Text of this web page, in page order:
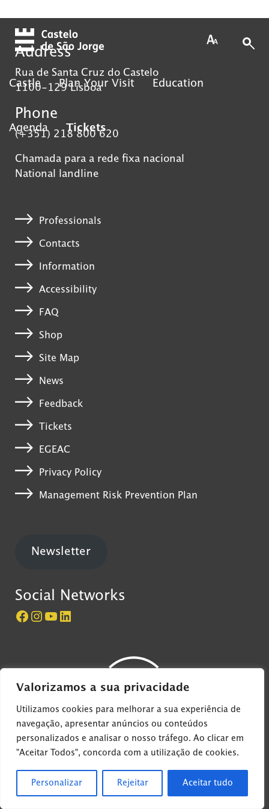
Valorizamos a sua privacidade
Utilizamos cookies para melhorar a sua experiência de
navegação, apresentar anúncios ou conteúdos
personalizados e analisar o nosso tráfego. Ao clicar em
"Aceitar Todos", concorda com a utilização de cookies.
Personalizar Rejeitar Aceitar tudo
Castle Plan Your Visit Education
Agenda Tickets
Address
Rua de Santa Cruz do Castelo
1100-129 Lisboa
Phone
(+351) 218 800 620
Chamada para a rede fixa nacional
National landline
Professionals
Contacts
Information
Accessibility
FAQ
Shop
Site Map
News
Feedback
Tickets
EGEAC
Privacy Policy
Management Risk Prevention Plan
Newsletter
Social Networks
Página do Castelo de São Jorge no Facebook
Perfil do Castelo de São Jorge no Instagram
Canal do Castelo de São Jorge no YouTube
LinkedIn
© 2022 EGEAC - Castelo de São Jorge, all rights